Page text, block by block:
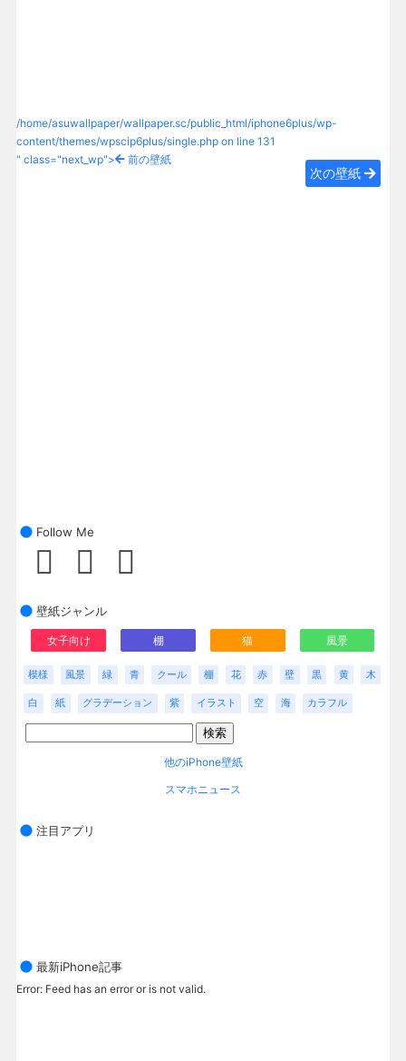
/home/asuwallpaper/wallpaper.sc/public_html/iphone6plus/wp-
content/themes/wpscip6plus/single.php on line 131
" class="next_wp">
前の壁紙
次の壁紙
Follow Me
壁紙ジャンル
女子向け 棚 猫 風景
模様 風景 緑 青 クール 棚 花 赤 壁 黒 黄 木
白 紙 グラデーション 紫 イラスト 空 海 カラフル
他のiPhone壁紙
スマホニュース
注目アプリ
最新iPhone記事
Error: Feed has an error or is not valid.